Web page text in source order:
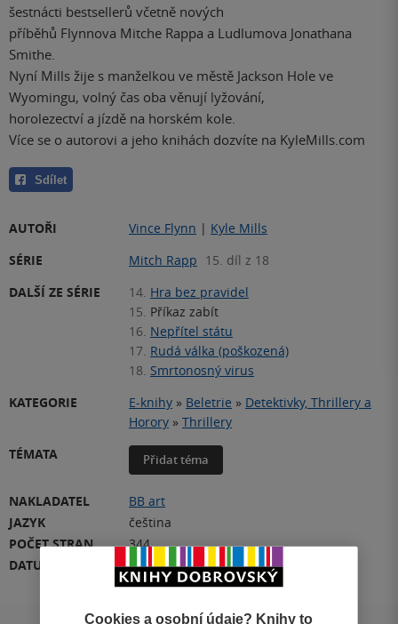
šestnácti bestsellerů včetně nových
příběhů Flynnova Mitche Rappa a Ludlumova Jonathana
Smithe.
Nyní Mills žije s manželkou ve městě Jackson Hole ve
Wyomingu, volný čas oba věnují lyžování,
horolezectví a jízdě na horském kole.
Více se o autorovi a jeho knihách dozvíte na KyleMills.com
Sdílet
AUTOŘI Vince Flynn | Kyle Mills
SÉRIE
Mitch Rapp 15. díl z 18
DALŠÍ ZE SÉRIE
14. Hra bez pravidel
15. Příkaz zabít
16. Nepřítel státu
17. Rudá válka (poškozená)
18. Smrtonosný virus
KATEGORIE
E-knihy » Beletrie » Detektivky, Thrillery a
Horory » Thrillery
TÉMATA
Přidat téma
NAKLADATEL
BB art
JAZYK
čeština
POČET STRAN
344
DATUM VYDÁNÍ
1.01.2017
Cookies a osobní údaje? Knihy to